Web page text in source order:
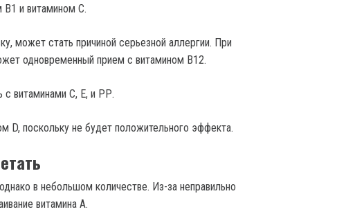
В1 и витамином С.
может стать причиной серьезной аллергии. При
одновременный прием с витамином В12.
с витаминами С, Е, и РР.
D, поскольку не будет положительного эффекта.
в небольшом количестве. Из-за неправильно
витамина А.